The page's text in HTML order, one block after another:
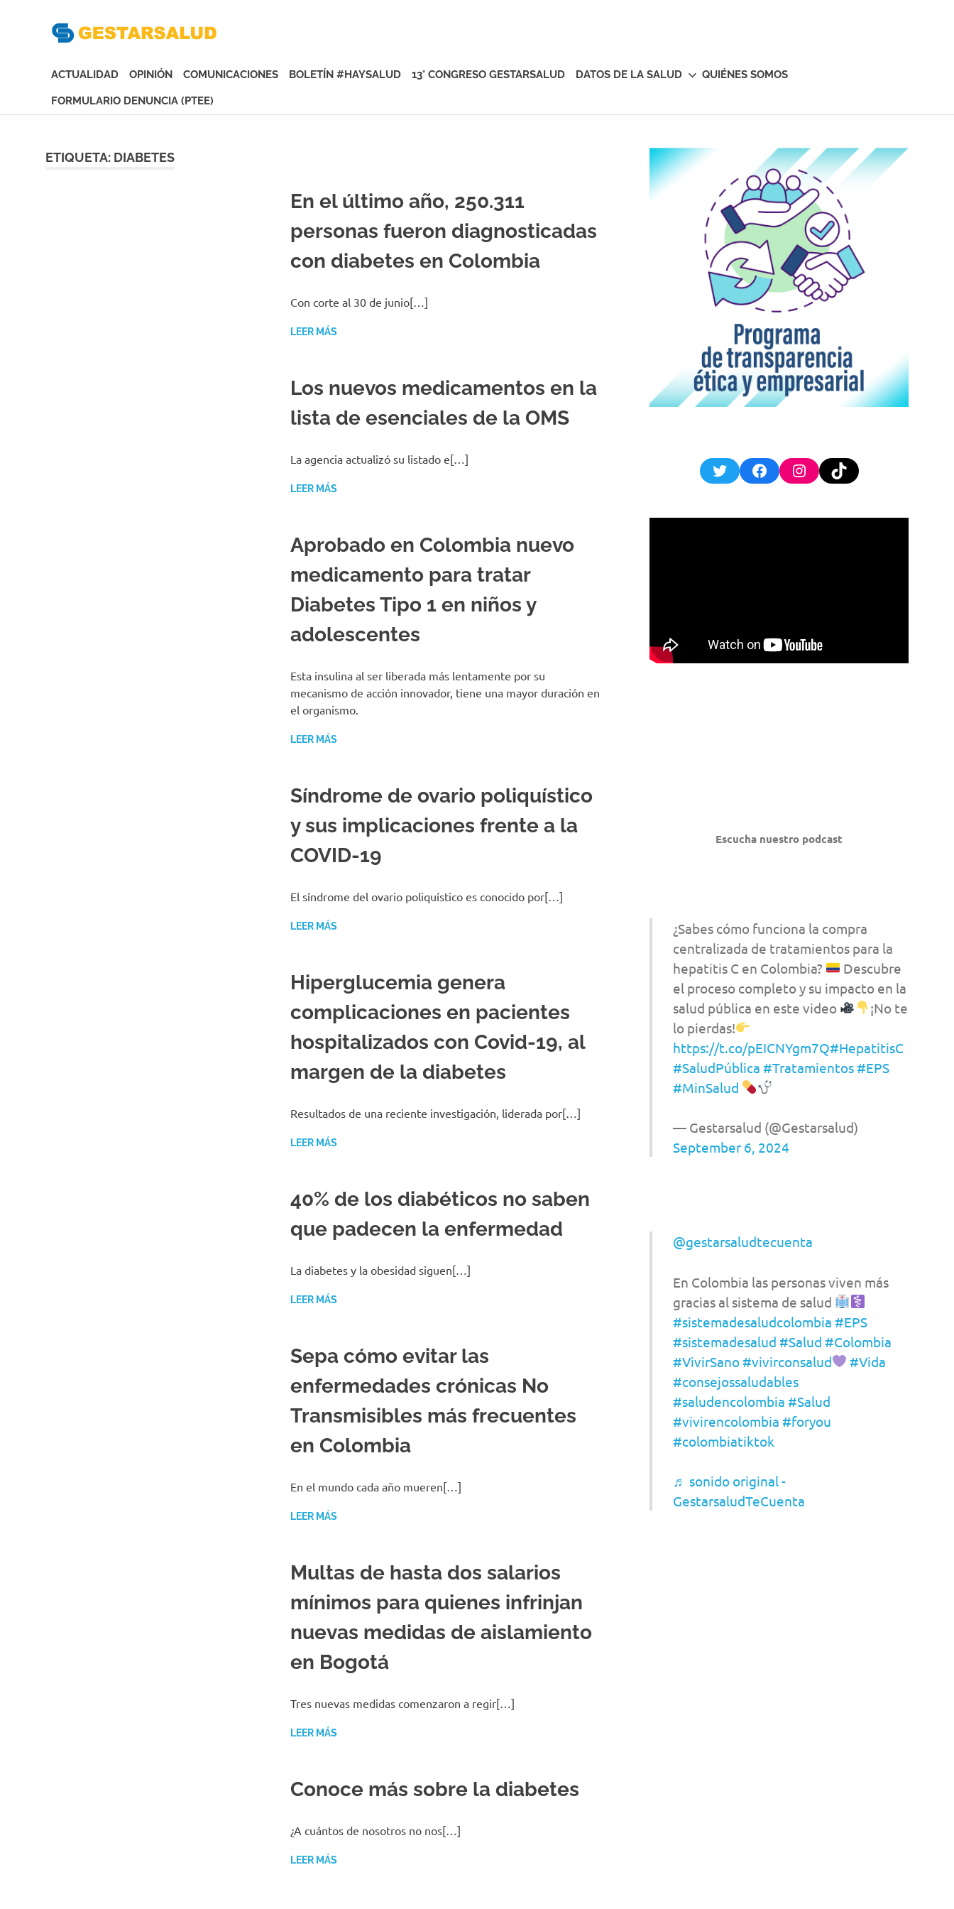
contenido
de
Gestoras
del
la
ACTUALIDAD OPINIÓN COMUNICACIONES BOLETÍN #HAYSALUD 13° CONGRESO GESTARSALUD DATOS DE LA SALUD QUIÉNES SOMOS
FORMULARIO DENUNCIA (PTEE)
ETIQUETA: DIABETES
En el último año, 250.311
personas fueron diagnosticadas
con diabetes en Colombia
Con corte al 30 de junio[…]
LEER MÁS
Los nuevos medicamentos en la
lista de esenciales de la OMS
La agencia actualizó su listado e[…]
LEER MÁS
Aprobado en Colombia nuevo
medicamento para tratar
Diabetes Tipo 1 en niños y
adolescentes
Esta insulina al ser liberada más lentamente por su
mecanismo de acción innovador, tiene una mayor duración en
el organismo.
LEER MÁS
Síndrome de ovario poliquístico
y sus implicaciones frente a la
COVID-19
El síndrome del ovario poliquístico es conocido por[…]
LEER MÁS
Hiperglucemia genera
complicaciones en pacientes
hospitalizados con Covid-19, al
margen de la diabetes
Resultados de una reciente investigación, liderada por[…]
LEER MÁS
40% de los diabéticos no saben
que padecen la enfermedad
La diabetes y la obesidad siguen[…]
LEER MÁS
Sepa cómo evitar las
enfermedades crónicas No
Transmisibles más frecuentes
en Colombia
En el mundo cada año mueren[…]
LEER MÁS
Multas de hasta dos salarios
mínimos para quienes infrinjan
nuevas medidas de aislamiento
en Bogotá
Tres nuevas medidas comenzaron a regir[…]
LEER MÁS
Conoce más sobre la diabetes
¿A cuántos de nosotros no nos[…]
LEER MÁS
TwitterFacebookInstagram
TikTok
Escucha nuestro podcast
¿Sabes cómo funciona la compra
centralizada de tratamientos para la
hepatitis C en Colombia?
Descubre
el proceso completo y su impacto en la
salud pública en este video
¡No te
lo pierdas!
https://t.co/pEICNYgm7Q#HepatitisC
#SaludPública #Tratamientos #EPS
#MinSalud
— Gestarsalud (@Gestarsalud)
September 6, 2024
@gestarsaludtecuenta
En Colombia las personas viven más
gracias al sistema de salud
#sistemadesaludcolombia #EPS
#sistemadesalud #Salud #Colombia
#VivirSano #vivirconsalud
#Vida
#consejossaludables
#saludencolombia #Salud
#vivirencolombia #foryou
#colombiatiktok
♬ sonido original -
GestarsaludTeCuenta